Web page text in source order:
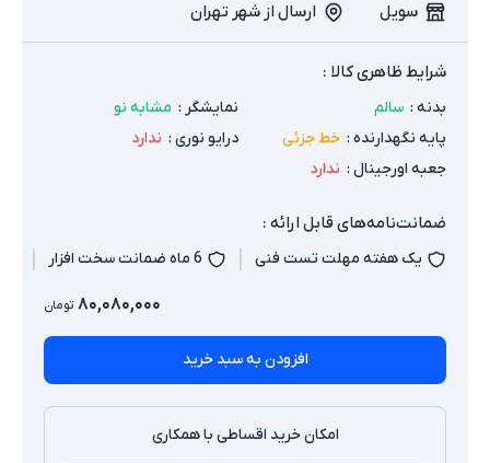
سویل ارسال از شهر تهران
شرایط ظاهری کالا :
بدنه : سالم نمایشگر : مشابه نو
پایه نگهدارنده : خط جزئی درایو نوری : ندارد
جعبه اورجینال : ندارد
ضمانت‌نامه‌های قابل ارائه :
یک هفته مهلت تست فنی 6 ماه ضمانت سخت افزار
۸۰,۰۸۰,۰۰۰ تومان
افزودن به سبد خرید
امکان خرید اقساطی با همکاری